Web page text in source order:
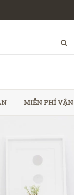
MIỄN PHÍ